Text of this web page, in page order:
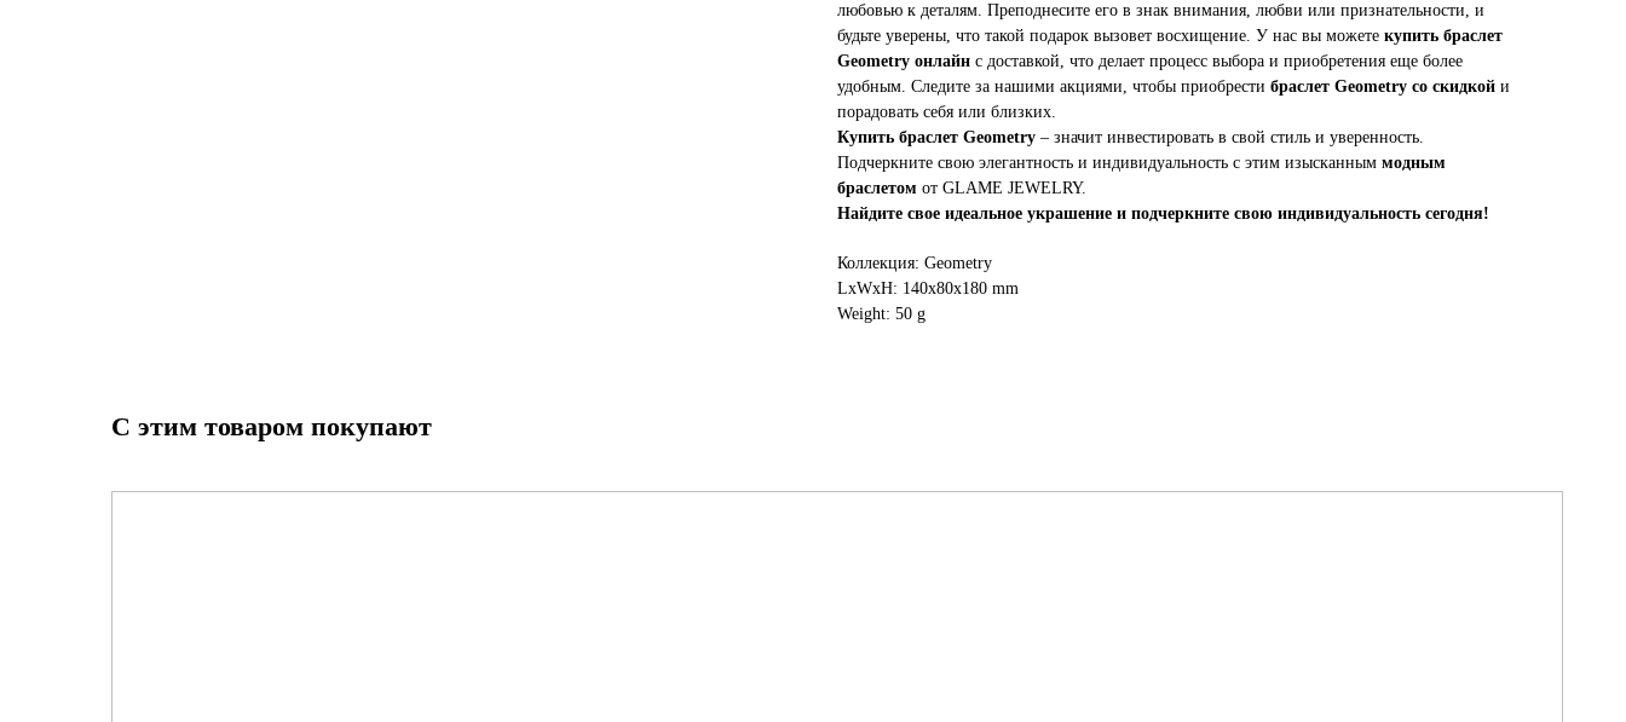
любовью к деталям. Преподнесите его в знак внимания, любви или признательности, и
будьте уверены, что такой подарок вызовет восхищение. У нас вы можете купить браслет
Geometry онлайн с доставкой, что делает процесс выбора и приобретения еще более
удобным. Следите за нашими акциями, чтобы приобрести браслет Geometry со скидкой и
порадовать себя или близких.
Купить браслет Geometry – значит инвестировать в свой стиль и уверенность.
Подчеркните свою элегантность и индивидуальность с этим изысканным модным
браслетом от GLAME JEWELRY.
Найдите свое идеальное украшение и подчеркните свою индивидуальность сегодня!
Коллекция: Geometry
LxWxH: 140x80x180 mm
Weight: 50 g
С этим товаром покупают